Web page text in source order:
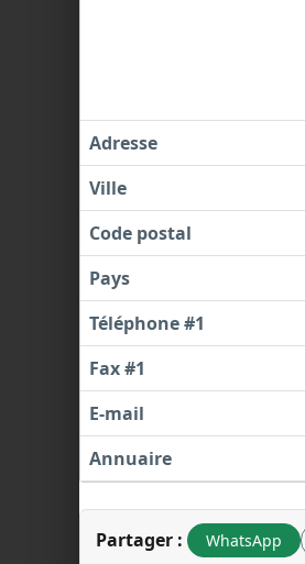
Adresse
Ville
Code postal
Pays
Téléphone #1
Fax #1
E-mail
Annuaire
Partager : WhatsApp